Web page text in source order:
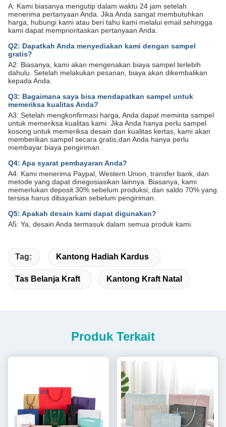
A: Kami biasanya mengutip dalam waktu 24 jam setelah
menerima pertanyaan Anda. Jika Anda sangat membutuhkan
harga, hubungi kami atau beri tahu kami melalui email sehingga
kami dapat memprioritaskan pertanyaan Anda.
Q2: Dapatkah Anda menyediakan kami dengan sampel
gratis?
A2: Biasanya, kami akan mengenakan biaya sampel terlebih
dahulu. Setelah melakukan pesanan, biaya akan dikembalikan
kepada Anda.
Q3: Bagaimana saya bisa mendapatkan sampel untuk
memeriksa kualitas Anda?
A3: Setelah mengkonfirmasi harga, Anda dapat meminta sampel
untuk memeriksa kualitas kami. Jika Anda hanya perlu sampel
kosong untuk memeriksa desain dan kualitas kertas, kami akan
memberikan sampel secara gratis,dan Anda hanya perlu
membayar biaya pengiriman.
Q4: Apa syarat pembayaran Anda?
A4: Kami menerima Paypal, Western Union, transfer bank, dan
metode yang dapat dinegosiasikan lainnya. Biasanya, kami
memerlukan deposit 30% sebelum produksi, dan saldo 70% yang
tersisa harus dibayarkan sebelum pengiriman.
Q5: Apakah desain kami dapat digunakan?
A5: Ya, desain Anda termasuk dalam semua produk kami.
Tag: Kantong Hadiah Kardus
Tas Belanja Kraft Kantong Kraft Natal
Produk Terkait